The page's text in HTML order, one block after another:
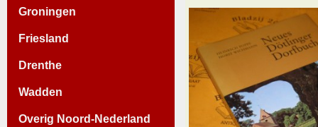
Groningen
Friesland
Drenthe
Wadden
Overig Noord-Nederland